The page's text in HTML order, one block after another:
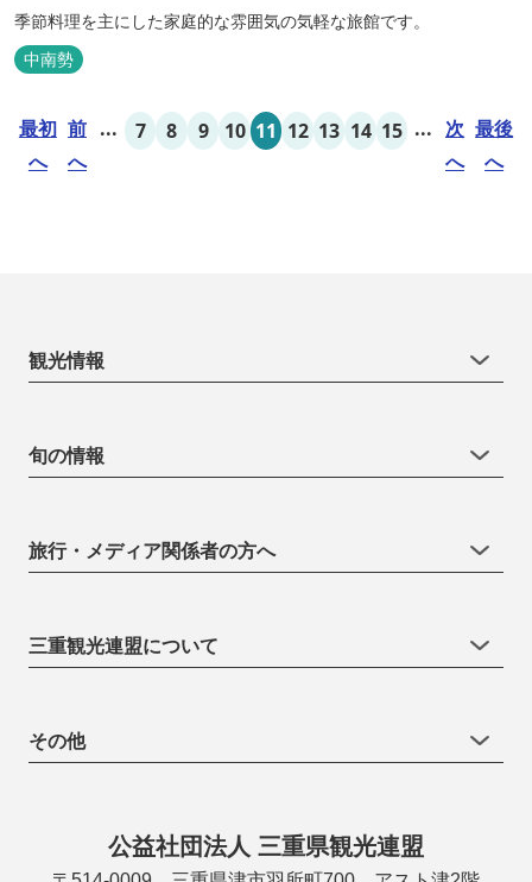
季節料理を主にした家庭的な雰囲気の気軽な旅館です。
中南勢
最初
へ
前
へ
... 7 8 9 10 11 12 13 14 15 ... 次
へ
最後
へ
観光情報
旬の情報
旅行・メディア関係者の方へ
三重観光連盟について
その他
公益社団法人 三重県観光連盟